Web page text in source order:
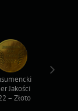
Jakości
– Złoto